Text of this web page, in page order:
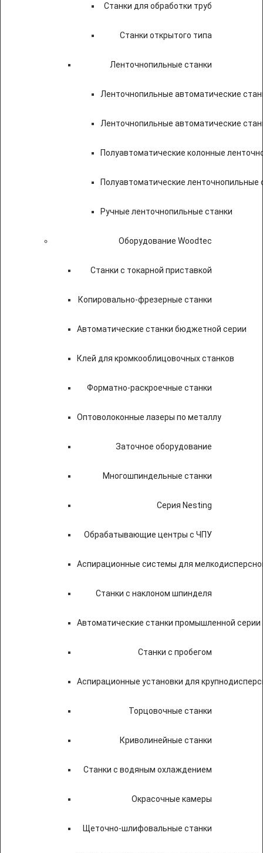
Станки для обработки труб
Станки открытого типа
Ленточнопильные станки
Ленточнопильные автоматические
Ленточнопильные автоматические
Полуавтоматические колонные
Полуавтоматические ленточнопильные
Ручные ленточнопильные станки
Оборудование Woodtec
Станки с токарной приставкой
Копировально-фрезерные станки
Автоматические станки бюджетной серии
Клей для кромкооблицовочных станков
Форматно-раскроечные станки
Оптоволоконные лазеры по металлу
Заточное оборудование
Многошпиндельные станки
Серия Nesting
Обрабатывающие центры с ЧПУ
Аспирационные системы для
Станки с наклоном шпинделя
Автоматические станки промышленной серии
Станки с пробегом
Аспирационные установки для
Торцовочные станки
Криволинейные станки
Станки с водяным охлаждением
Окрасочные камеры
Щеточно-шлифовальные станки